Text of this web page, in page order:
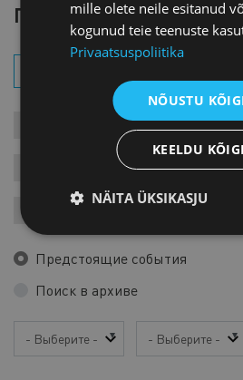
ПОИСК СОБЫТИЯ
ЯРМАРКИ ВАРИА
Предстоящие события
Поиск в архиве
Год Месяц
mille olete neile esitanud
kogunud teie teenuste
Privaatsuspoliitika
NÕUSTU
KEELDU
NÄITA ÜKSIKASJU